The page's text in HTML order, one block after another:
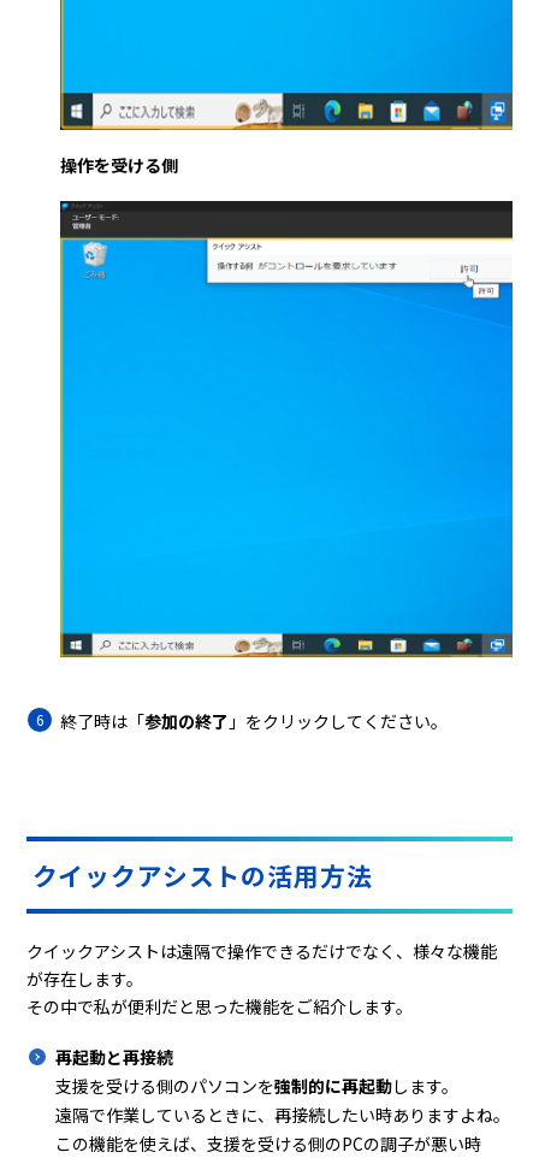
操作を受ける側
終了時は「参加の終了 」をクリックしてください。
クイックアシストの活用方法
クイックアシストは遠隔で操作できるだけでなく、様々な機能
が存在します。
その中で私が便利だと思った機能をご紹介します。
再起動と再接続
支援を受ける側のパソコンを強制的に再起動します。
遠隔で作業しているときに、再接続したい時ありますよね。
この機能を使えば、支援を受ける側のPCの調子が悪い時